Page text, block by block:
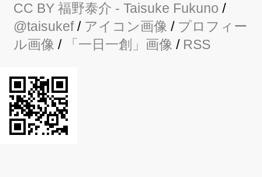
CC BY 福野泰介 - Taisuke Fukuno /
@taisukef/ アイコン画像 / プロフィー
ル画像 / 「一日一創」画像 / RSS